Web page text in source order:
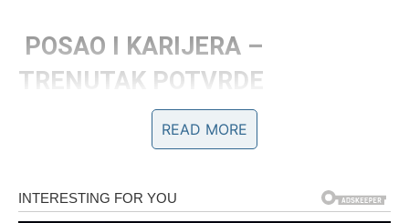
POSAO I KARIJERA –
TRENUTAK POTVRDE
Na profesionalnom planu, pred Ovnom su dani u kojima
se jasno vidi vaša vrednost.
Moguće je unapređenje, preuzimanje veće odgovornosti
READ MORE